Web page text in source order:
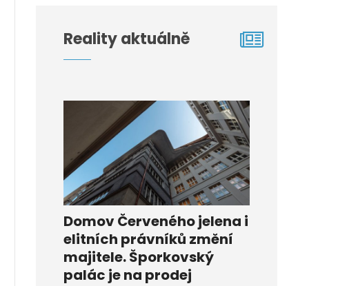
Reality aktuálně
Domov Červeného jelena i
elitních právníků změní
majitele. Šporkovský
palác je na prodej